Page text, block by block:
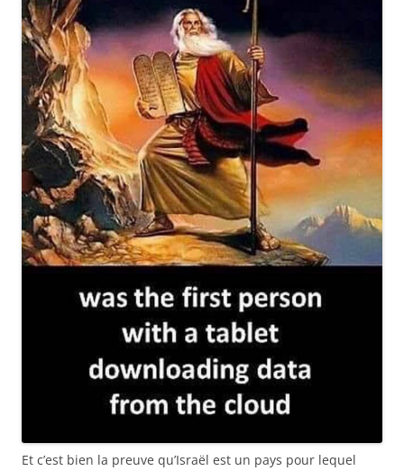
Et c’est bien la preuve qu’Israël est un pays pour lequel